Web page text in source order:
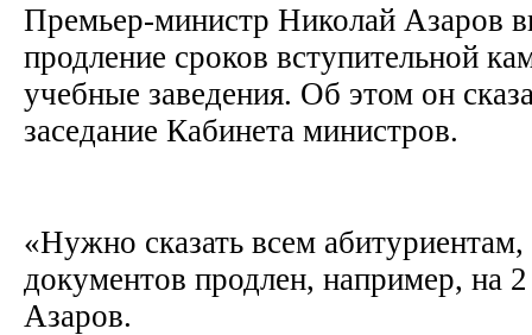
Премьер-министр Николай Азаров
продление сроков вступительной
учебные заведения. Об этом он
заседание Кабинета министров.
«Нужно сказать всем
документов продлен, например, на
Азаров.